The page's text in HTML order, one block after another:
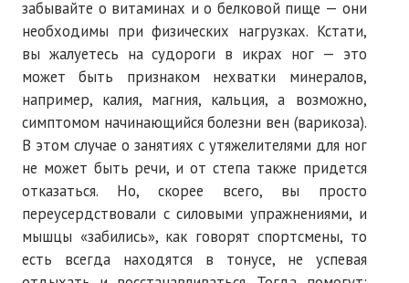
забывайте о витаминах и о белковой пище — они
необходимы при физических нагрузках. Кстати,
вы жалуетесь на судороги в икрах ног — это
может быть признаком нехватки минералов,
например, калия, магния, кальция, а возможно,
симптомом начинающийся болезни вен (варикоза).
В этом случае о занятиях с утяжелителями для ног
не может быть речи, и от степа также придется
отказаться. Но, скорее всего, вы просто
переусердствовали с силовыми упражнениями, и
мышцы «забились», как говорят спортсмены, то
есть всегда находятся в тонусе, не успевая